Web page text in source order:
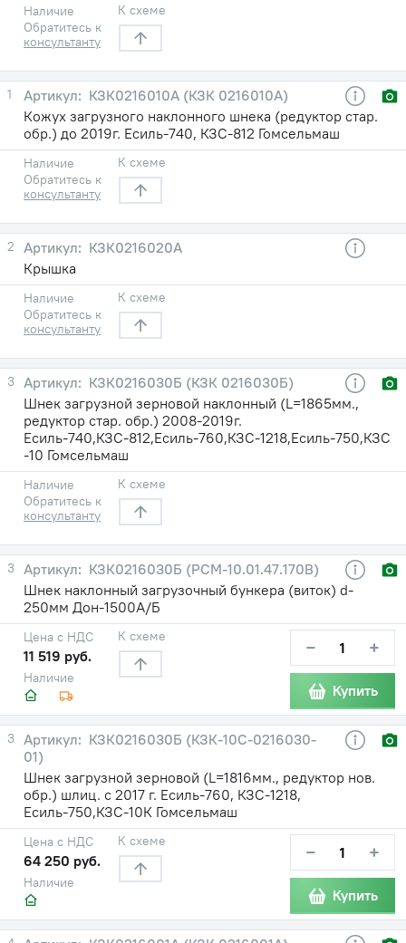
Наличие
Обратитесь к
консультанту
К схеме
1
КЗК0216010А (КЗК 0216010А)
Кожух загрузного наклонного шнека (редуктор стар.
обр.) до 2019г. Есиль-740, КЗС-812 Гомсельмаш
Наличие
Обратитесь к
консультанту
К схеме
2
КЗК0216020А
Крышка
Наличие
Обратитесь к
консультанту
К схеме
3
КЗК0216030Б (КЗК 0216030Б)
Шнек загрузной зерновой наклонный (L=1865мм.,
редуктор стар. обр.) 2008-2019г.
Есиль-740,КЗС-812,Есиль-760,КЗС-1218,Есиль-750,КЗС
-10 Гомсельмаш
Наличие
Обратитесь к
консультанту
К схеме
3
КЗК0216030Б (РСМ-10.01.47.170В)
Шнек наклонный загрузочный бункера (виток) d-
250мм Дон-1500А/Б
Наличие
Цена с НДС
11 519 руб.
К схеме − +
Купить
3
КЗК0216030Б (КЗК-10С-0216030-
01)
Шнек загрузной зерновой (L=1816мм., редуктор нов.
обр.) шлиц. с 2017 г. Есиль-760, КЗС-1218,
Есиль-750,КЗС-10К Гомсельмаш
Наличие
Цена с НДС
64 250 руб.
К схеме − +
Купить